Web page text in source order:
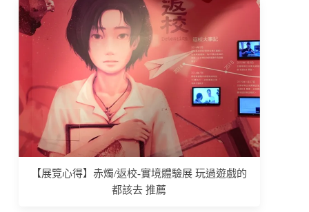
【展覽心得】赤燭/返校-實境體驗展 玩過遊戲的
都該去 推薦